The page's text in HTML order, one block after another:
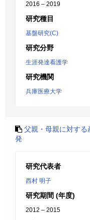
2016 – 2019
研究種目
基盤研究(C)
研究分野
生涯発達看護学
研究機関
兵庫医療大学
父親・母親に対する
発
研究代表者
西村 明子
研究期間 (年度)
2012 – 2015